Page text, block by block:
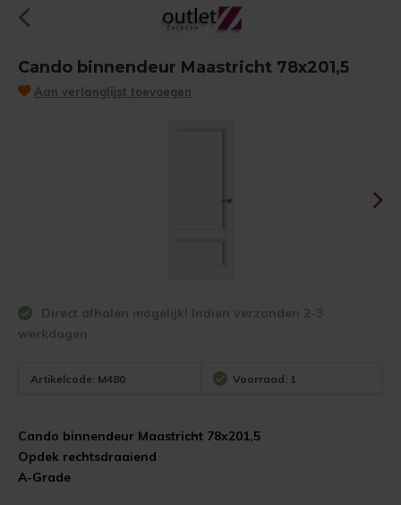
Cando binnendeur Maastricht 78x201,5
Aan verlanglijst toevoegen
Direct afhalen mogelijk! Indien verzonden 2-3
werkdagen
Artikelcode: M480 Voorraad: 1
Cando binnendeur Maastricht 78x201,5
Opdek rechtsdraaiend
A-Grade